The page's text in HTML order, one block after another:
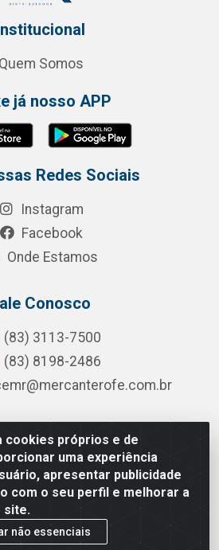
cookies próprios e de
uma experiência
apresentar publicidade
com o seu perfil e melhorar a
site.
não essenciais
Quem Somos
já nosso APP
Redes Sociais
Instagram
Facebook
Onde Estamos
Conosco
(83) 3113-7500
(83) 8198-2486
Hortêncio Ribeiro de Luna, 3777 -
Pessoa/PB - CEP 58081-400 - CNPJ
0001-85